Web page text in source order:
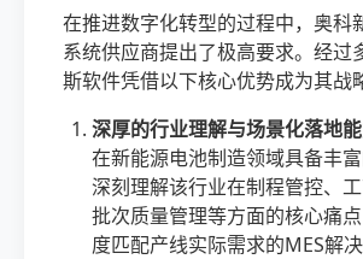
在推进数字化转型的过程中，奥科
系统供应商提出了极高要求。经过
斯软件凭借以下核心优势成为其战
深厚的行业理解与场景化落地
在新能源电池制造领域具备丰富
深刻理解该行业在制程管控、工
批次质量管理等方面的核心痛
度匹配产线实际需求的MES解决